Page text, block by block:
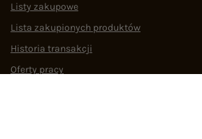
Listy zakupowe
Lista zakupionych produktów
Historia transakcji
Oferty pracy